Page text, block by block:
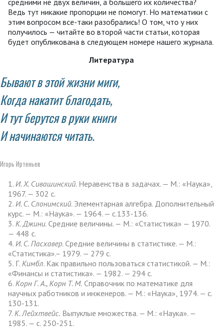
средними не двух величин, а большего их количества?
Ведь тут никакие пропорции не помогут. Но математики с
этим вопросом все-таки разобрались! О том, что у них
получилось — читайте во второй части статьи, которая
будет опубликована в следующем номере нашего журнала.
Литература
Бывают в этой жизни миги,
Когда накатит благодать,
И тут берутся в руки книги
И начинаются читать.
Игорь Иртеньев
1. И. Х. Сивашинский. Неравенства в задачах. — М.: «Наука»,
1967. — 302 с.
2. И. С. Слонимский. Элементарная алгебра. Дополнительный
курс. — М.: «Наука». — 1964. — с.133-136.
3. К. Джини. Средние величины. — М.: «Статистика» — 1970.
— 448 c.
4. И. С. Пасхавер. Средние величины в статистике. — М.:
«Статистика».– 1979. — 279 с.
5. Г. Кимбл. Как правильно пользоваться статистикой. — М.:
«Финансы и статистика». — 1982. — 294 с.
6. Корн Г. А., Корн Т. М. Справочник по математике для
научных работников и инженеров. — М.: «Наука», 1974. — с.
130-131.
7. К. Лейхтвейс. Выпуклые множества. — М.: «Наука». —
1985. — с. 250-251.